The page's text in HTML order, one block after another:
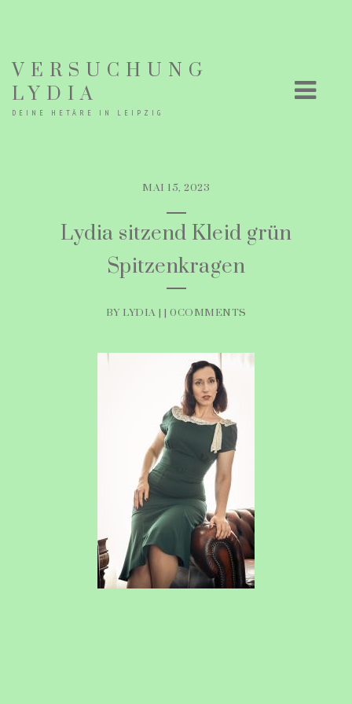
VERSUCHUNG
LYDIA
DEINE HETÄRE IN LEIPZIG
MAI 15, 2023
Lydia sitzend Kleid grün
Spitzenkragen
BY LYDIA | | 0COMMENTS